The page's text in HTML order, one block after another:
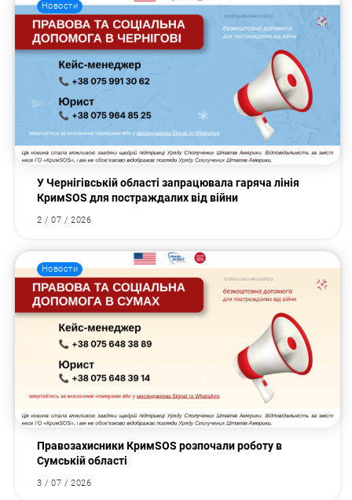
Новости
У Чернігівській області запрацювала гаряча лінія
КримSOS для постраждалих від війни
2 / 07 / 2026
Новости
Правозахисники КримSOS розпочали роботу в
Сумській області
3 / 07 / 2026